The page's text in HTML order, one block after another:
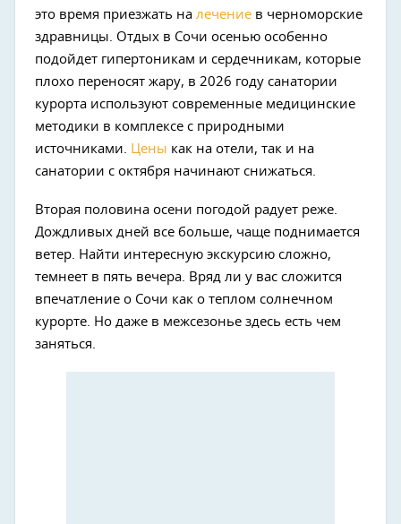
это время приезжать на лечение в черноморские
здравницы. Отдых в Сочи осенью особенно
подойдет гипертоникам и сердечникам, которые
плохо переносят жару, в 2026 году санатории
курорта используют современные медицинские
методики в комплексе с природными
источниками. Цены как на отели, так и на
санатории с октября начинают снижаться.
Вторая половина осени погодой радует реже.
Дождливых дней все больше, чаще поднимается
ветер. Найти интересную экскурсию сложно,
темнеет в пять вечера. Вряд ли у вас сложится
впечатление о Сочи как о теплом солнечном
курорте. Но даже в межсезонье здесь есть чем
заняться.